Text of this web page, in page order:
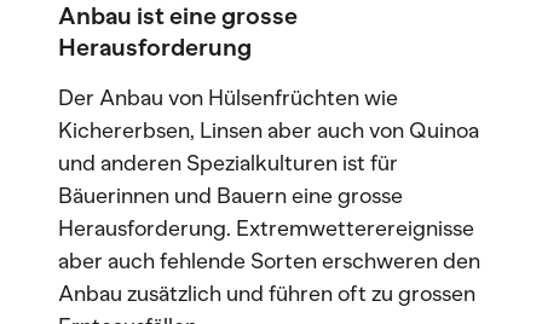
Anbau ist eine grosse
Herausforderung
Der Anbau von Hülsenfrüchten wie
Kichererbsen, Linsen aber auch von Quinoa
und anderen Spezialkulturen ist für
Bäuerinnen und Bauern eine grosse
Herausforderung. Extremwetterereignisse
aber auch fehlende Sorten erschweren den
Anbau zusätzlich und führen oft zu grossen